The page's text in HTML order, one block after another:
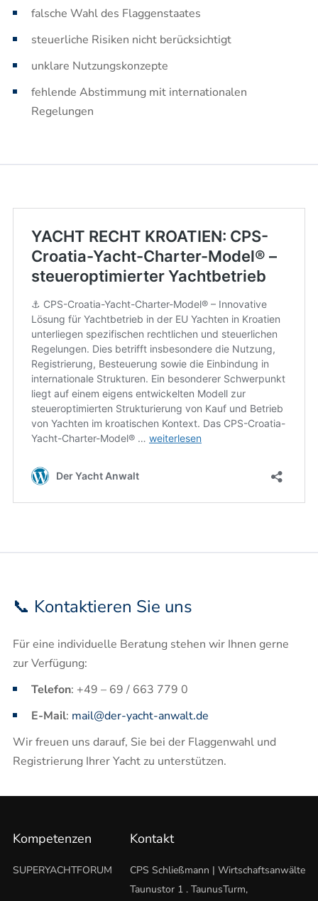
falsche Wahl des Flaggenstaates
steuerliche Risiken nicht berücksichtigt
unklare Nutzungskonzepte
fehlende Abstimmung mit internationalen
Regelungen
📞 Kontaktieren Sie uns
Für eine individuelle Beratung stehen wir Ihnen gerne
zur Verfügung:​
Telefon: +49 – 69 / 663 779 0​
E-Mail: mail@der-yacht-anwalt.de
Wir freuen uns darauf, Sie bei der Flaggenwahl und
Registrierung Ihrer Yacht zu unterstützen.​
Kompetenzen
SUPERYACHTFORUM
Kontakt
CPS Schließmann | Wirtschaftsanwälte
Taunustor 1 . TaunusTurm,